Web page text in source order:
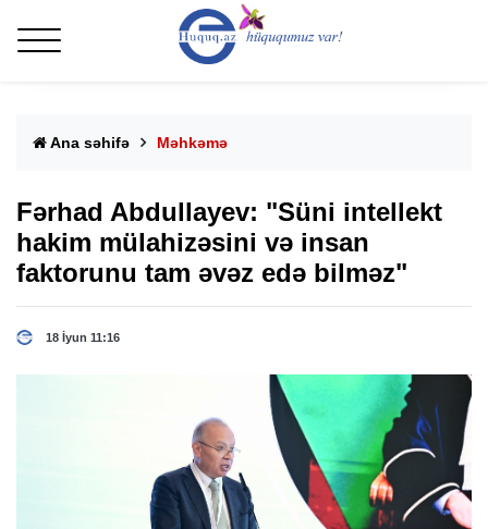
Ana səhifə Məhkəmə
Fərhad Abdullayev: "Süni intellekt
hakim mülahizəsini və insan
faktorunu tam əvəz edə bilməz"
18 İyun 11:16